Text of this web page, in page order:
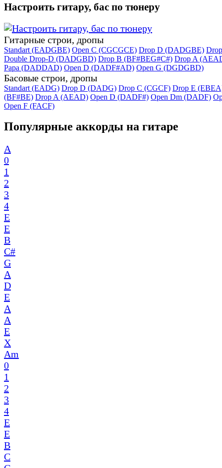
Настроить гитару, бас по тюнеру
Гитарные строи, дропы
Standart (EADGBE) Open C (CGCGCE) Drop D (DADGBE)
Double Drop-D (DADGBD) Drop B (BF#BEG#C#) Drop A
Papa (DADDAD) Open D (DADF#AD) Open G (DGDGBD)
Басовые строи, дропы
Standart (EADG) Drop D (DADG) Drop C (CGCF) Drop E
(BF#BE) Drop A (AEAD) Open D (DADF#) Open Dm (DADF)
Open F (FACF)
Популярные аккорды на гитаре
A
0
1
2
3
4
E
E
B
C#
G
A
D
E
A
A
E
X
Am
0
1
2
3
4
E
E
B
C